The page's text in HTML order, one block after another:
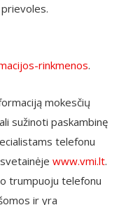
rinkmenos.
mokesčių
sužinoti paskambinę
telefonu
www.vmi.lt.
trumpuoju telefonu
ir yra